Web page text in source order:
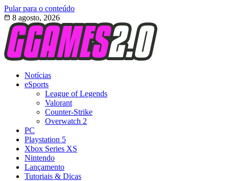
Pular para o conteúdo
8 agosto, 2026
Notícias
eSports
League of Legends
Valorant
Counter-Strike
Overwatch 2
PC
Playstation 5
Xbox Series XS
Nintendo
Lançamento
Tutoriais & Dicas